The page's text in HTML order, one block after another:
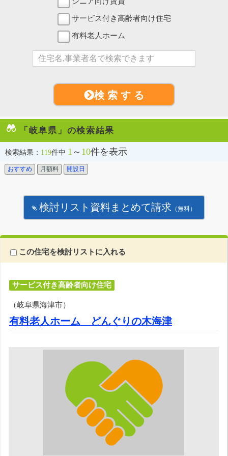
サービス付き高齢者向け住宅
有料老人ホーム
検 索 す る
「岐阜県」の検索結果
検索結果： 119件中 1 ～ 10件を表示
おすすめ 月額料 開設日
検討リスト資料まとめて請求 （無料）
この住宅を検討リストに入れる
サービス付き高齢者向け住宅
（岐阜県海津市）
有料老人ホーム どんぐりの木海津